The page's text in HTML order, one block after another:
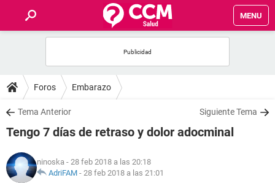
MENU
FOROS
SALUD
FAMILIA
NUTRICIÓN
Foros Embarazo
Tema Anterior Siguiente Tema
Tengo 7 días de retraso y dolor adocminal
ninoska - 28 feb 2018 a las 20:18
AdriFAM - 28 feb 2018 a las 21:01